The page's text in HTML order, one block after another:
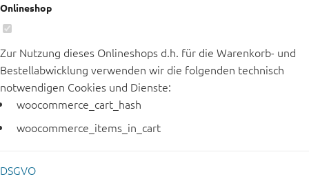
Onlineshop
Zur Nutzung dieses Onlineshops d.h. für die Warenkorb- und
Bestellabwicklung verwenden wir die folgenden technisch
notwendigen Cookies und Dienste:
woocommerce_cart_hash
woocommerce_items_in_cart
DSGVO